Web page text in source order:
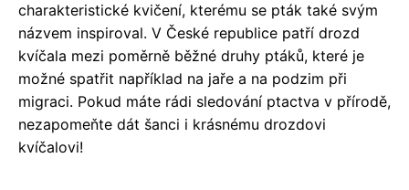
charakteristické kvičení, kterému se pták také svým
názvem inspiroval. V České republice patří drozd
kvíčala mezi poměrně běžné druhy ptáků, které je
možné spatřit například na jaře a na podzim při
migraci. Pokud máte rádi sledování ptactva v přírodě,
nezapomeňte dát šanci i krásnému drozdovi
kvíčalovi!